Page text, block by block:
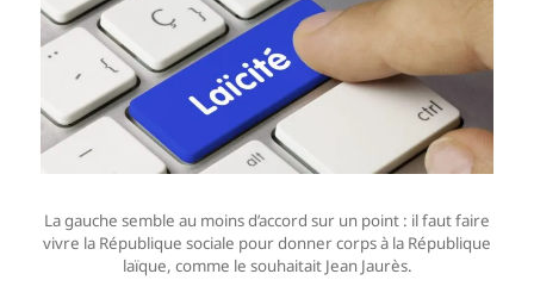
La gauche semble au moins d’accord sur un point : il faut faire
vivre la République sociale pour donner corps à la République
laïque, comme le souhaitait Jean Jaurès.